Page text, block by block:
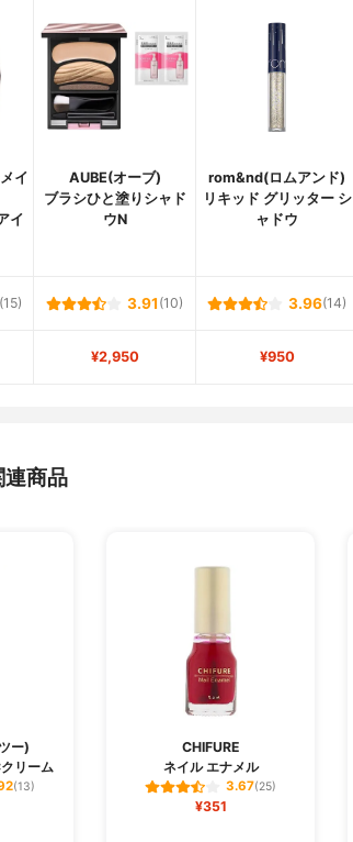
イ
イ
AUBE(オーブ)
ブラシひと塗りシャド
ウN
rom&nd(ロムアンド)
リキッド グリッター シ
ャドウ
3.91 (10) 3.96(14)
¥2,950 ¥950
連商品
ー)
リーム
(13)
CHIFURE
ネイル エナメル
3.67(25)
¥351